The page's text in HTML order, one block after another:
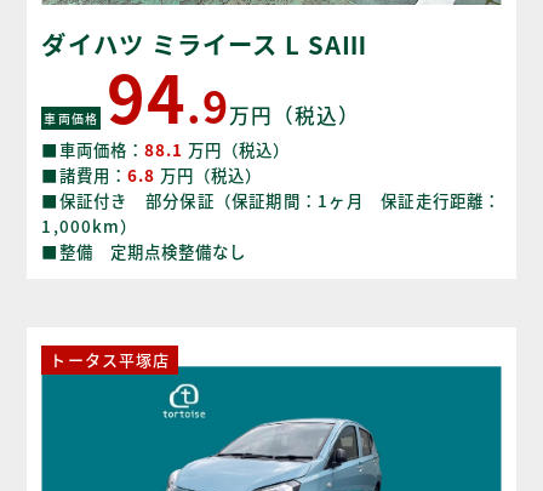
ダイハツ ミライース L SAⅢ
車両価格 94.9万円（税込）
■車両価格： 88.1 万円（税込）
■諸費用： 6.8 万円（税込）
■保証付き 部分保証（保証期間：1ヶ月 保証走行距離：
1,000km）
■整備 定期点検整備なし
トータス平塚店